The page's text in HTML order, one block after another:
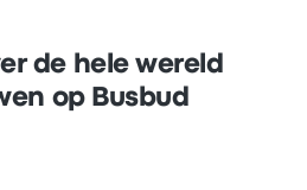
de hele wereld
op Busbud